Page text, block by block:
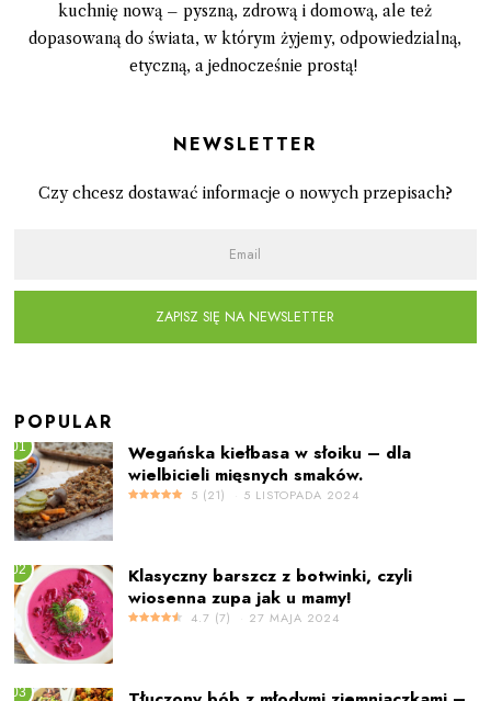
kuchnię nową – pyszną, zdrową i domową, ale też
dopasowaną do świata, w którym żyjemy, odpowiedzialną,
etyczną, a jednocześnie prostą!
Newsletter
Czy chcesz dostawać informacje o nowych przepisach?
ZAPISZ SIĘ NA NEWSLETTER
POPULAR
01
Wegańska kiełbasa w słoiku – dla
wielbicieli mięsnych smaków.
5 (21) 5 LISTOPADA 2024
02
Klasyczny barszcz z botwinki, czyli
wiosenna zupa jak u mamy!
4.7 (7) 27 MAJA 2024
03